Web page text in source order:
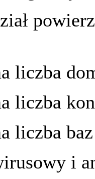
liczba
liczba
liczba
i